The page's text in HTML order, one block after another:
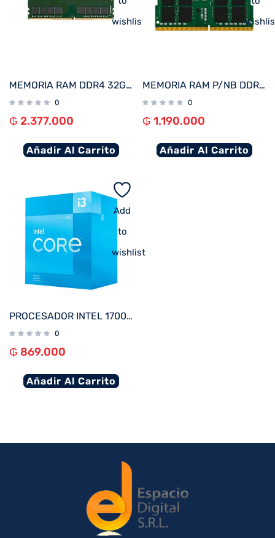
wishlist
MEMORIA RAM DDR4 32GB 3200 KINGSTON KVR32N22D8/32
0
₲ 2.377.000
Añadir Al Carrito
MEMORIA RAM P/NB DDR4 16GB 3200 KINGSTON KVR32S22D8/16
0
₲ 1.190.000
Añadir Al Carrito
Add
to
wishlist
PROCESADOR INTEL 1700 CORE I3-12100F 3.3GHZ/12MB C/COOL BX8071512100F
0
₲ 869.000
Añadir Al Carrito